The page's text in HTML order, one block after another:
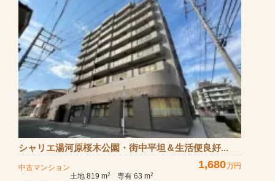
シャリエ湯河原桜木公園・街中平坦＆生活便良好...
中古マンション 1,680万円
土地 819 m2 専有 63 m2